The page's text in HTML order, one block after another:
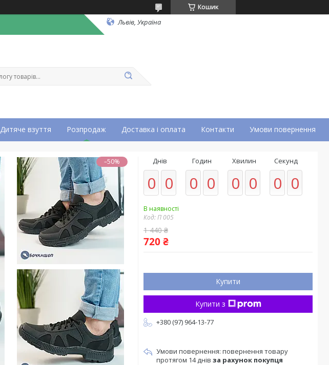
Кошик
Львів, Україна
Дитяче взуття Розпродаж Доставка і оплата Контакти Умови повернення
–50% Днів
0 0
Годин
0 0
Хвилин
0 0
Секунд
0 0
В наявності
Код:П 005
1 440 ₴
720 ₴
Купити
Купити з
+380 (97) 964-13-77
повернення товару
протягом 14 днів за рахунок покупця